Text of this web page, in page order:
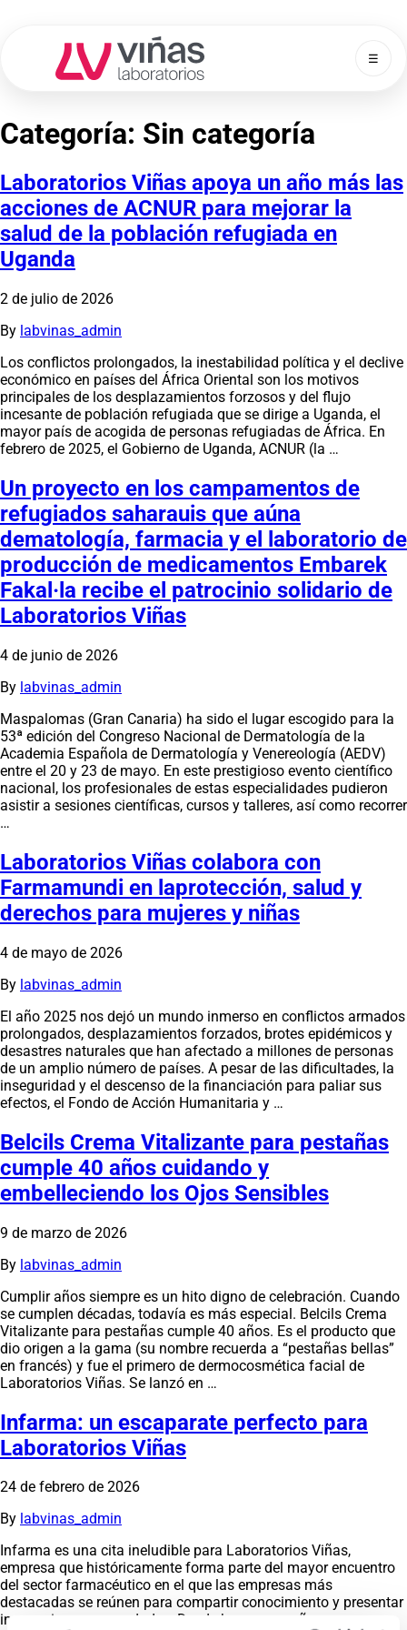
Laboratorios Viñas ☰
Categoría: Sin categoría
Laboratorios Viñas apoya un año más las
acciones de ACNUR para mejorar la
salud de la población refugiada en
Uganda
2 de julio de 2026
By labvinas_admin
Los conflictos prolongados, la inestabilidad política y el declive
económico en países del África Oriental son los motivos
principales de los desplazamientos forzosos y del flujo
incesante de población refugiada que se dirige a Uganda, el
mayor país de acogida de personas refugiadas de África. En
febrero de 2025, el Gobierno de Uganda, ACNUR (la …
Un proyecto en los campamentos de
refugiados saharauis que aúna
dematología, farmacia y el laboratorio de
producción de medicamentos Embarek
Fakal·la recibe el patrocinio solidario de
Laboratorios Viñas
4 de junio de 2026
By labvinas_admin
Maspalomas (Gran Canaria) ha sido el lugar escogido para la
53ª edición del Congreso Nacional de Dermatología de la
Academia Española de Dermatología y Venereología (AEDV)
entre el 20 y 23 de mayo. En este prestigioso evento científico
nacional, los profesionales de estas especialidades pudieron
asistir a sesiones científicas, cursos y talleres, así como recorrer
…
Laboratorios Viñas colabora con
Farmamundi en laprotección, salud y
derechos para mujeres y niñas
4 de mayo de 2026
By labvinas_admin
El año 2025 nos dejó un mundo inmerso en conflictos armados
prolongados, desplazamientos forzados, brotes epidémicos y
desastres naturales que han afectado a millones de personas
de un amplio número de países. A pesar de las dificultades, la
inseguridad y el descenso de la financiación para paliar sus
efectos, el Fondo de Acción Humanitaria y …
Belcils Crema Vitalizante para pestañas
cumple 40 años cuidando y
embelleciendo los Ojos Sensibles
9 de marzo de 2026
By labvinas_admin
Cumplir años siempre es un hito digno de celebración. Cuando
se cumplen décadas, todavía es más especial. Belcils Crema
Vitalizante para pestañas cumple 40 años. Es el producto que
dio origen a la gama (su nombre recuerda a “pestañas bellas”
en francés) y fue el primero de dermocosmética facial de
Laboratorios Viñas. Se lanzó en …
Infarma: un escaparate perfecto para
Laboratorios Viñas
24 de febrero de 2026
By labvinas_admin
Infarma es una cita ineludible para Laboratorios Viñas,
empresa que históricamente forma parte del mayor encuentro
del sector farmacéutico en el que las empresas más
destacadas se reúnen para compartir conocimiento y presentar
innovaciones y novedades. Desde hace unos años, se